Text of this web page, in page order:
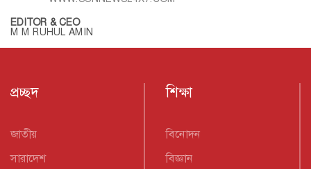
EDITOR & CEO
M M RUHUL AMIN
প্রচ্ছদ
জাতীয়
সারাদেশ
শিক্ষা
বিনোদন
বিজ্ঞান